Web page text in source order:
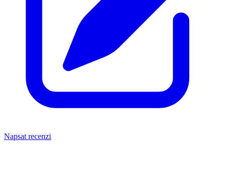
Napsat recenzi